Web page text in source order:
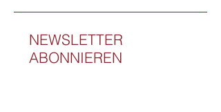
NEWSLETTER
ABONNIEREN